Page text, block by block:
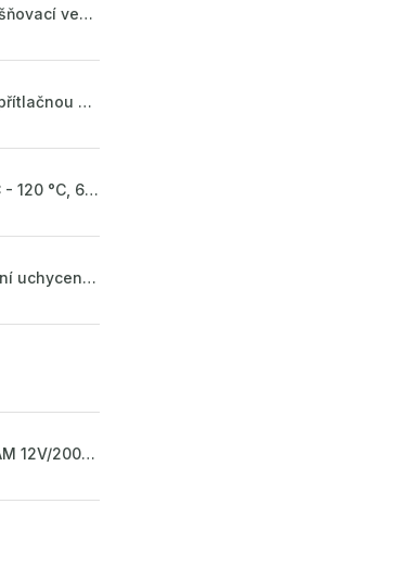
Automatický odvzdušňovací ventil 1/2" se zpětnou klapkou mosazný
Kulový ventil 3/4" s přítlačnou maticí
Axiální teploměr 0 °C - 120 °C, 63 mm
Spony HS T pro strojní uchycení potrubí, svařené na vrchu do pasu
Solar panel SOLARFAM 12V/200W semi-flexible for balcony, fence